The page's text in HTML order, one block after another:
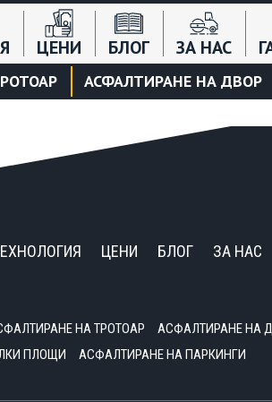
ЦЕНИ БЛОГ ЗА НАС
АСФАЛТИРАНЕ НА ДВОР
ЦЕНИ БЛОГ ЗА НАС
НА ТРОТОАР АСФАЛТИРАНЕ НА
ПЛОЩИ АСФАЛТИРАНЕ НА ПАРКИНГИ